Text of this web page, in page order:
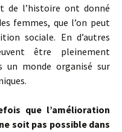
de l’histoire ont donné
femmes, que l’on peut
sociale. En d’autres
être pleinement
un monde organisé sur
que l’amélioration
soit pas possible dans